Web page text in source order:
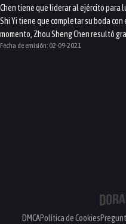
Chen tiene que liderar al ejército para
Shi Yi tiene que completar su boda
momento, Zhou Sheng Chen resultó
Fecha de emisión: 02-09-2021
DMCAPolítica de Cookies